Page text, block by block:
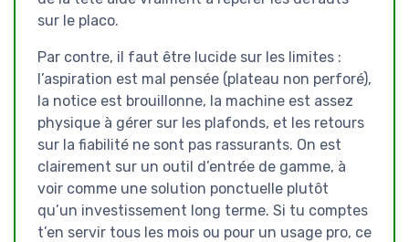
sur le placo.
Par contre, il faut être lucide sur les limites :
l’aspiration est mal pensée (plateau non perforé),
la notice est brouillonne, la machine est assez
physique à gérer sur les plafonds, et les retours
sur la fiabilité ne sont pas rassurants. On est
clairement sur un outil d’entrée de gamme, à
voir comme une solution ponctuelle plutôt
qu’un investissement long terme. Si tu comptes
t’en servir tous les mois ou pour un usage pro, ce